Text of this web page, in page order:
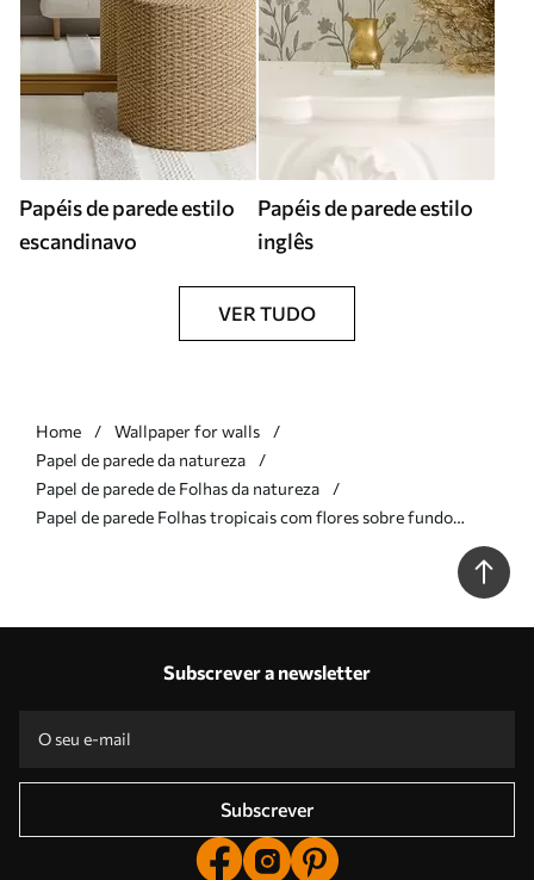
Papéis de parede estilo
escandinavo
Papéis de parede estilo
inglês
VER TUDO
Home
Wallpaper for walls
Papel de parede da natureza
Papel de parede de Folhas da natureza
Papel de parede Folhas tropicais com flores sobre fundo
Subscrever a newsletter
Subscrever